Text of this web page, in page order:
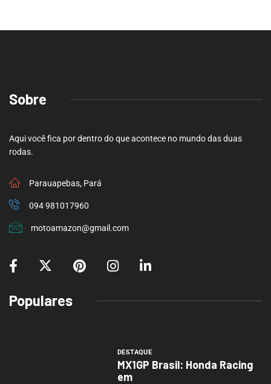
Sobre
Aqui você fica por dentro do que acontece no mundo das duas
rodas.
Parauapebas, Pará
094 981017960
motoamazon@gmail.com
Populares
DESTAQUE
MX1GP Brasil: Honda Racing
em